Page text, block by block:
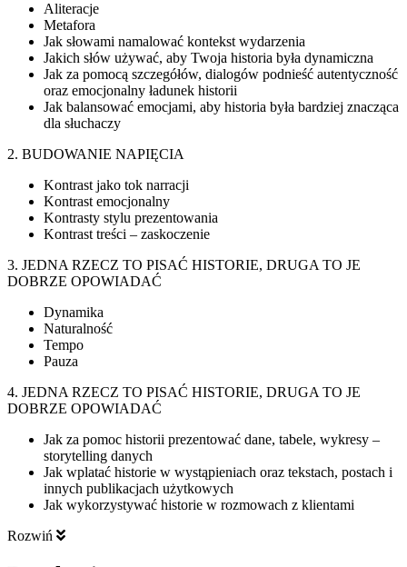
Aliteracje
Metafora
Jak słowami namalować kontekst wydarzenia
Jakich słów używać, aby Twoja historia była dynamiczna
Jak za pomocą szczegółów, dialogów podnieść autentyczność
oraz emocjonalny ładunek historii
Jak balansować emocjami, aby historia była bardziej znacząca
dla słuchaczy
2. BUDOWANIE NAPIĘCIA
Kontrast jako tok narracji
Kontrast emocjonalny
Kontrasty stylu prezentowania
Kontrast treści – zaskoczenie
3. JEDNA RZECZ TO PISAĆ HISTORIE, DRUGA TO JE
DOBRZE OPOWIADAĆ
Dynamika
Naturalność
Tempo
Pauza
4. JEDNA RZECZ TO PISAĆ HISTORIE, DRUGA TO JE
DOBRZE OPOWIADAĆ
Jak za pomoc historii prezentować dane, tabele, wykresy –
storytelling danych
Jak wplatać historie w wystąpieniach oraz tekstach, postach i
innych publikacjach użytkowych
Jak wykorzystywać historie w rozmowach z klientami
Rozwiń